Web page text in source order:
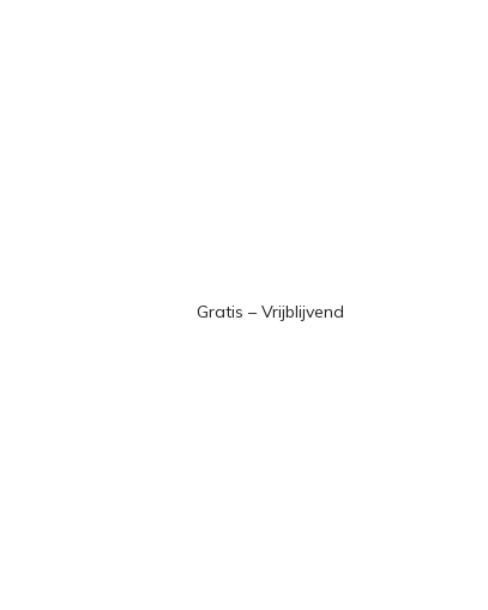
Gratis – Vrijblijvend